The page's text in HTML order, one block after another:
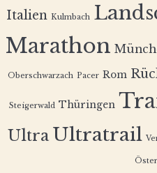
Italien Kulmbach
Marathon
Oberschwarzach Pacer Rom
Steigerwald Thüringen
Ultra Ultratrail